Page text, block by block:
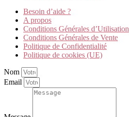
Besoin d’aide ?
A propos
Conditions Générales d’Utilisation
Conditions Générales de Vente
Politique de Confidentialité
Politique de cookies (UE)
Nom
Email